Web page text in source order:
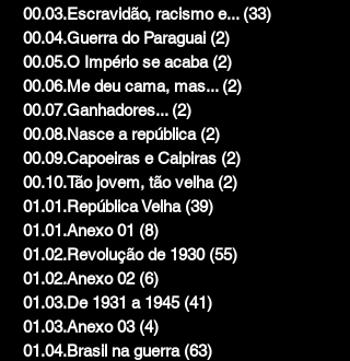
00.03.Escravidão, racismo e... (33)
00.04.Guerra do Paraguai (2)
00.05.O Império se acaba (2)
00.06.Me deu cama, mas... (2)
00.07.Ganhadores... (2)
00.08.Nasce a república (2)
00.09.Capoeiras e Caipiras (2)
00.10.Tão jovem, tão velha (2)
01.01.República Velha (39)
01.01.Anexo 01 (8)
01.02.Revolução de 1930 (55)
01.02.Anexo 02 (6)
01.03.De 1931 a 1945 (41)
01.03.Anexo 03 (4)
01.04.Brasil na guerra (63)